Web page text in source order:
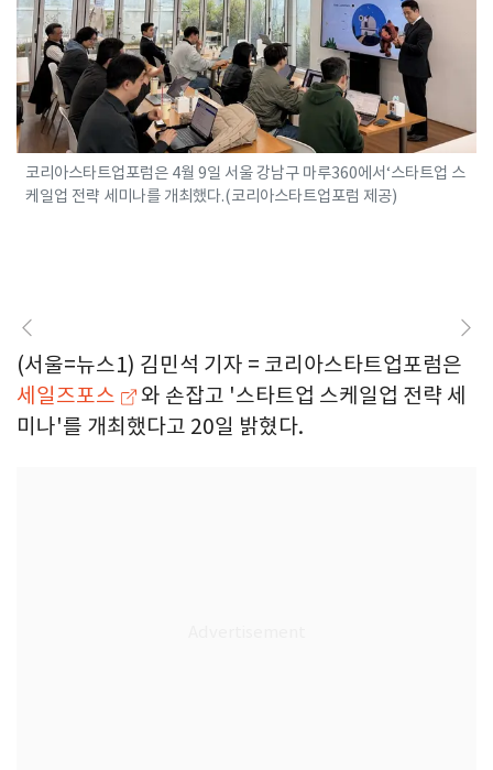
코리아스타트업포럼은 4월 9일 서울 강남구 마루360에서‘스타트업 스
케일업 전략 세미나를 개최했다.(코리아스타트업포럼 제공)
(서울=뉴스1) 김민석 기자 = 코리아스타트업포럼은
세일즈포스
와 손잡고 '스타트업 스케일업 전략 세
미나'를 개최했다고 20일 밝혔다.